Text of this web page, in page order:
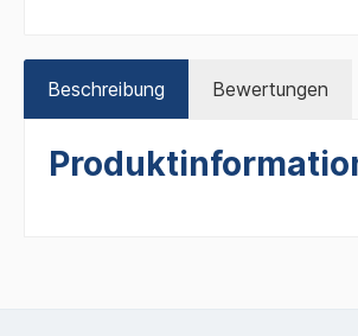
Beschreibung Bewertungen